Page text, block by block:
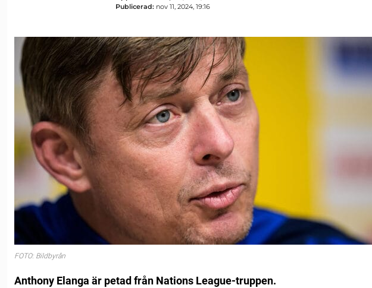
Publicerad: nov 11, 2024, 19:16
FOTO: Bildbyrån
Anthony Elanga är petad från Nations League-truppen.